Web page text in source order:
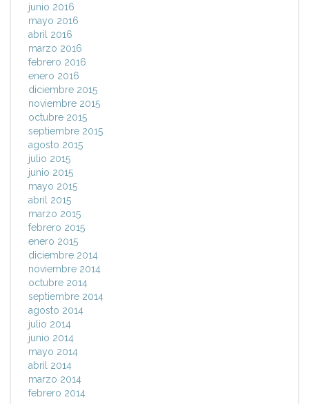
junio 2016
mayo 2016
abril 2016
marzo 2016
febrero 2016
enero 2016
diciembre 2015
noviembre 2015
octubre 2015
septiembre 2015
agosto 2015
julio 2015
junio 2015
mayo 2015
abril 2015
marzo 2015
febrero 2015
enero 2015
diciembre 2014
noviembre 2014
octubre 2014
septiembre 2014
agosto 2014
julio 2014
junio 2014
mayo 2014
abril 2014
marzo 2014
febrero 2014